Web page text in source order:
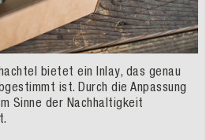
bietet ein Inlay, das genau
ist. Durch die Anpassung
Sinne der Nachhaltigkeit